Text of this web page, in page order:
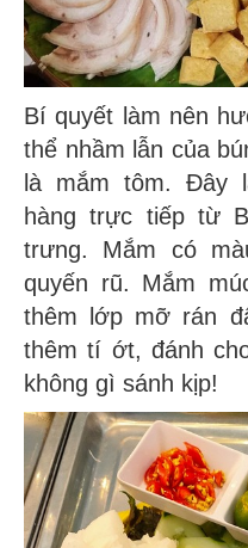
Bí quyết làm nên
thể nhầm lẫn của
là mắm tôm. Đây
hàng trực tiếp từ
trưng. Mắm có
quyến rũ. Mắm
thêm lớp mỡ rán
thêm tí ớt, đánh
không gì sánh kịp!